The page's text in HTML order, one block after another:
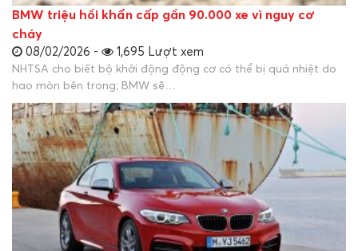
BMW triệu hồi khẩn cấp gần 90.000 xe vì nguy cơ
cháy
08/02/2026 - 1,695 Lượt xem
NHTSA cho biết bộ khởi động động cơ có thể bị quá nhiệt do
hao mòn bên trong; BMW sẽ…